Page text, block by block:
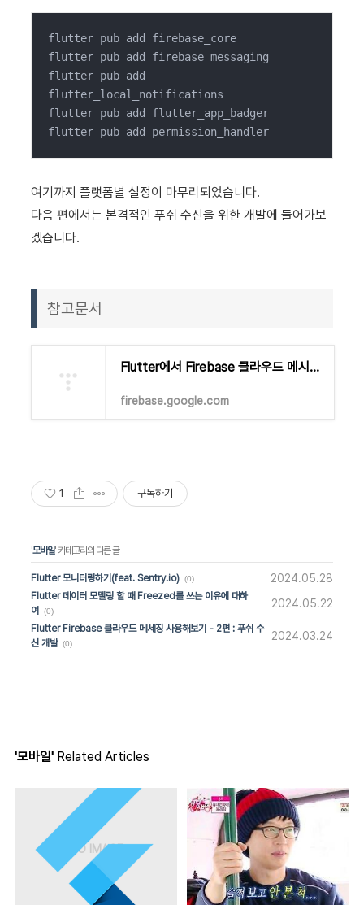
flutter pub add firebase_core
flutter pub add firebase_messaging
flutter pub add
flutter_local_notifications
flutter pub add flutter_app_badger
flutter pub add permission_handler
여기까지 플랫폼별 설정이 마무리되었습니다.
다음 편에서는 본격적인 푸쉬 수신을 위한 개발에 들어가보
겠습니다.
참고문서
Flutter에서 Firebase 클라우드 메시징 클라이언트 앱 설정
firebase.google.com
1 구독하기
'모바일' 카테고리의 다른 글
Flutter 모니터링하기(feat. Sentry.io) (0) 2024.05.28
Flutter 데이터 모델링 할 때 Freezed를 쓰는 이유에 대하
여
(0)
2024.05.22
Flutter Firebase 클라우드 메세징 사용해보기 - 2편 : 푸쉬 수
신 개발 (0)
2024.03.24
'모바일' Related Articles